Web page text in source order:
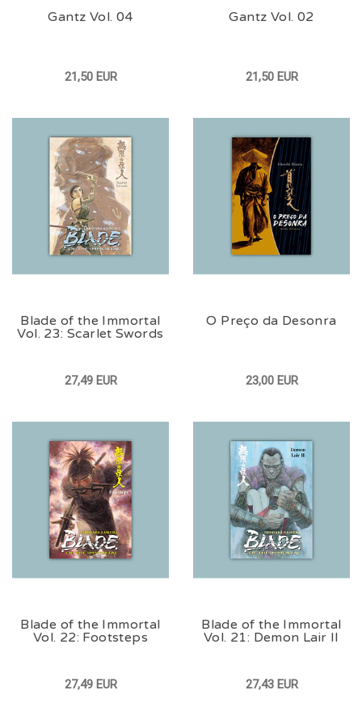
Gantz Vol. 04
21,50 EUR
Gantz Vol. 02
21,50 EUR
Blade of the Immortal
Vol. 23: Scarlet Swords
27,49 EUR
O Preço da Desonra
23,00 EUR
Blade of the Immortal
Vol. 22: Footsteps
27,49 EUR
Blade of the Immortal
Vol. 21: Demon Lair II
27,43 EUR